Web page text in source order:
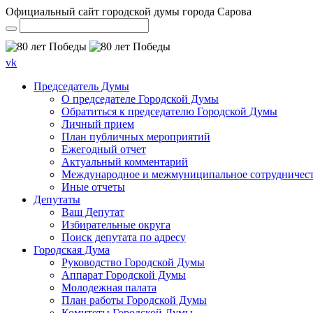
Официальный сайт городской думы города Сарова
vk
Председатель Думы
О председателе Городской Думы
Обратиться к председателю Городской Думы
Личный прием
План публичных мероприятий
Ежегодный отчет
Актуальный комментарий
Международное и межмуниципальное
Иные отчеты
Депутаты
Ваш Депутат
Избирательные округа
Поиск депутата по адресу
Городская Дума
Руководство Городской Думы
Аппарат Городской Думы
Молодежная палата
План работы Городской Думы